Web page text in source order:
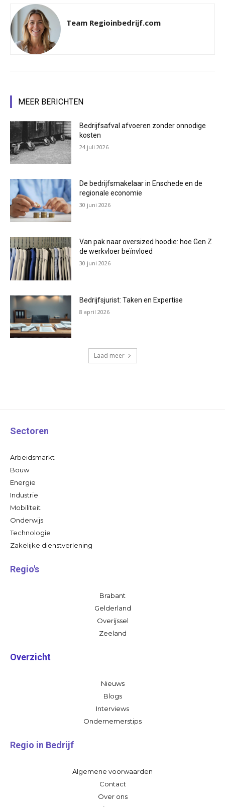
Team Regioinbedrijf.com
MEER BERICHTEN
Bedrijfsafval afvoeren zonder onnodige
kosten
24 juli 2026
De bedrijfsmakelaar in Enschede en de
regionale economie
30 juni 2026
Van pak naar oversized hoodie: hoe Gen Z
de werkvloer beïnvloed
30 juni 2026
Bedrijfsjurist: Taken en Expertise
8 april 2026
Laad meer
Sectoren
Arbeidsmarkt
Bouw
Energie
Industrie
Mobiliteit
Onderwijs
Technologie
Zakelijke dienstverlening
Regio's
Brabant
Gelderland
Overijssel
Zeeland
Overzicht
Nieuws
Blogs
Interviews
Ondernemerstips
Regio in Bedrijf
Algemene voorwaarden
Contact
Over ons